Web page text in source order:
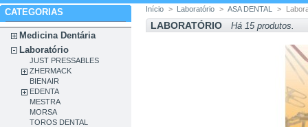
CATEGORIAS
Medicina Dentária
Laboratório
JUST PRESSABLES
ZHERMACK
BIENAIR
EDENTA
MESTRA
MORSA
TOROS DENTAL
Início > Laboratório > ASA DENTAL >
LABORATÓRIO Há 15 produtos.